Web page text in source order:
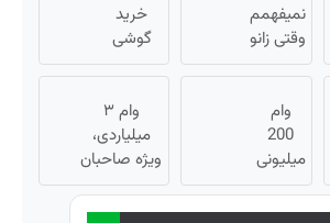
رو ثبت کن
نمیفهمم
وقتی زانو
درد
داره، چرا
دردش
رو داری
تحمل
میکنی؟❗
خرید
گوشی
بگیر 📱
حالا
درخواست
اعتبار بده
🎯
وام
200
میلیونی
آبان تتر.
همین
وام ۳
میلیاردی،
ویژه صاحبان
فروشگاه‌های
آنلاین و